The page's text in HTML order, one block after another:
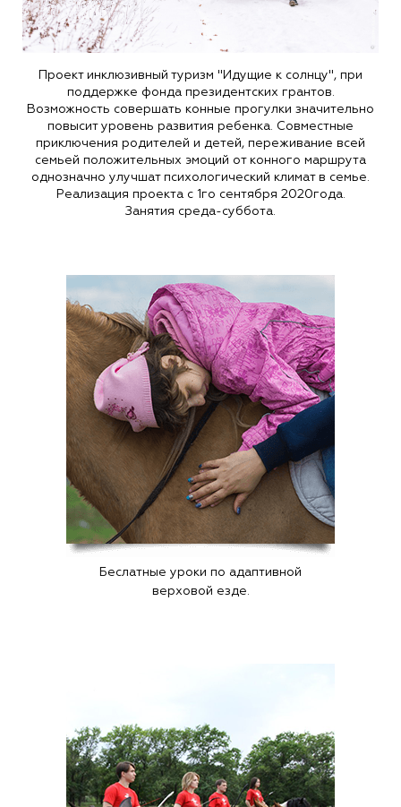
Проект инклюзивный туризм "Идущие к солнцу", при
поддержке фонда президентских грантов.
Возможность совершать конные прогулки значительно
повысит уровень развития ребенка. Совместные
приключения родителей и детей, переживание всей
семьей положительных эмоций от конного маршрута
однозначно улучшат психологический климат в семье.
Реализация проекта с 1го сентября 2020года.
Занятия среда-суббота.
Беслатные уроки по адаптивной
верховой езде.